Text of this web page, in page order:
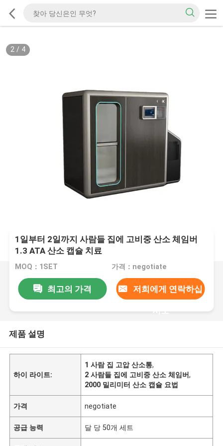
2/ 4
1일부터 2일까지 사람들 집에 고비중 산소 체임버
1.3 ATA 산소 캡슐 치료
MOQ：1SET 가격：negotiate
최고의 가격 저희에게 연락하십
시오
제품 설명
하이 라이트:
1 사람 집 고압 산소통,
2 사람들 집에 고비중 산소 체임버,
2000 밀리미터 산소 캡슐 요법
가격 negotiate
공급 능력 달 당 50개 세트